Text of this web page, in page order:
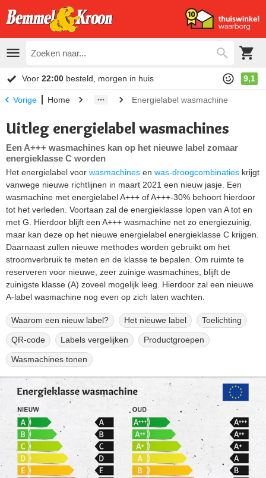
Voor 22:00 besteld, morgen in huis 9,1
Vorige Home Energielabel wasmachine
Uitleg energielabel wasmachines
Een A+++ wasmachines kan op het nieuwe label zomaar
energieklasse C worden
Het energielabel voor wasmachines en was-droogcombinaties krijgt
vanwege nieuwe richtlijnen in maart 2021 een nieuw jasje. Een
wasmachine met energielabel A+++ of A+++-30% behoort hierdoor
tot het verleden. Voortaan zal de energieklasse lopen van A tot en
met G. Hierdoor blijft een A+++ wasmachine net zo energiezuinig,
maar kan deze op het nieuwe energielabel energieklasse C krijgen.
Daarnaast zullen nieuwe methodes worden gebruikt om het
stroomverbruik te meten en de klasse te bepalen. Om ruimte te
reserveren voor nieuwe, zeer zuinige wasmachines, blijft de
zuinigste klasse (A) zoveel mogelijk leeg. Hierdoor zal een nieuwe
A-label wasmachine nog even op zich laten wachten.
Waarom een nieuw label? Het nieuwe label Toelichting
QR-code Labels vergelijken Productgroepen
Wasmachines tonen